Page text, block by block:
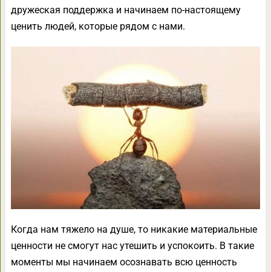
дружеская поддержка и начинаем по-настоящему
ценить людей, которые рядом с нами.
Когда нам тяжело на душе, то никакие материальные
ценности не смогут нас утешить и успокоить. В такие
моменты мы начинаем осознавать всю ценность